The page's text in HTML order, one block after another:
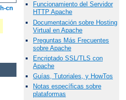
cn
Funcionamiento del Servidor
HTTP Apache
Documentación sobre Hosting
Virtual en Apache
Preguntas Más Frecuentes
sobre Apache
Encriptado SSL/TLS con
Apache
Guías, Tutoriales, y HowTos
Notas específicas sobre
plataformas